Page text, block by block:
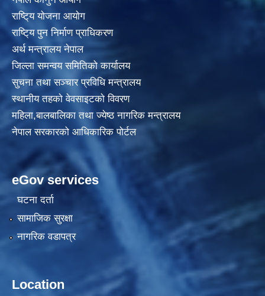
राष्टि्य याेजना आयाेग
राष्टि्य पुन निर्माण प्राधिकरण
अर्थ मन्त्रालय नेपाल
जिल्ला समन्वय समितिको कार्यालय
सुचना तथा सञ्चार प्रविधि मन्त्रालय
स्थानीय तहकाे वेवसाइटकाे विवरण
महिला,बालबालिका तथा ज्येष्ठ नागरिक मन्त्रालय
नेपाल सरकारको आधिकारिक पोर्टल
eGov services
घटना दर्ता
सामाजिक सुरक्षा
नागरिक वडापत्र
Location